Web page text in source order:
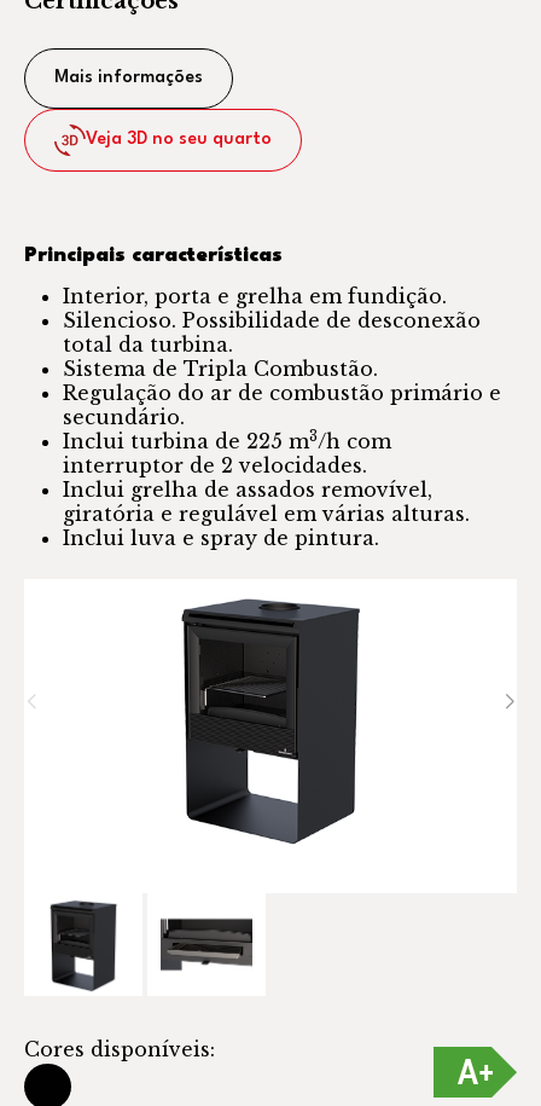
Mais informações
Veja 3D no seu quarto
Cores disponíveis:
Principais características
Interior, porta e grelha em fundição.
Silencioso. Possibilidade de desconexão
total da turbina.
Sistema de Tripla Combustão.
Regulação do ar de combustão primário e
secundário.
Inclui turbina de 225 m3/h com
interruptor de 2 velocidades.
Inclui grelha de assados removível,
giratória e regulável em várias alturas.
Inclui luva e spray de pintura.